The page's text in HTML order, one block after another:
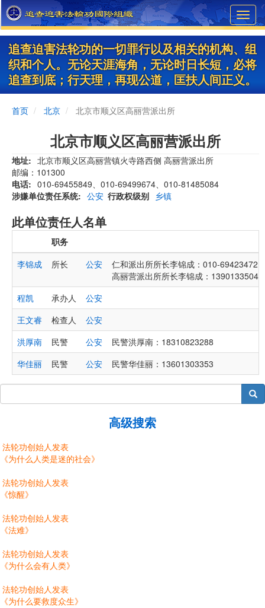
Skip
to
main
content
追查迫害法轮功的一切罪行以及相关的机构、组
织和个人。无论天涯海角，无论时日长短，必将
追查到底；行天理，再现公道，匡扶人间正义。
首页 北京 北京市顺义区高丽营派出所
北京市顺义区高丽营派出所
地址
北京市顺义区高丽营镇火寺路西侧 高丽营派出所
邮编：101300
电话
010-69455849、010-69499674、010-81485084
涉嫌单位责任系统
公安 行政权级别 乡镇
此单位责任人名单
职务
李锦成
所长 公安
仁和派出所所长李锦成：010-69423472
高丽营派出所所长李锦成：
程凯
承办人
公安
王文睿
检查人
公安
洪厚南
民警 公安
民警洪厚南：18310823288
华佳丽
民警 公安 民警华佳丽：13601303353
搜索
高级搜索
法轮功创始人发表
《为什么人类是迷的社会》
法轮功创始人发表
《惊醒》
法轮功创始人发表
《法难》
法轮功创始人发表
《为什么会有人类》
法轮功创始人发表
《为什么要救度众生》